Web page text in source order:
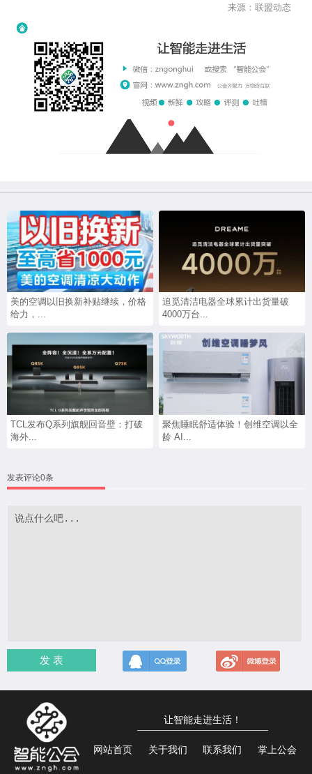
来源：联盟动态
美的空调以旧换新补贴继续，价格
给力，...
追觅清洁电器全球累计出货量破
4000万台...
TCL发布Q系列旗舰回音壁：打破
海外...
聚焦睡眠舒适体验！创维空调以全
龄 AI...
发表评论0条
发 表
让智能走进生活！
网站首页 关于我们 联系我们 掌上公会